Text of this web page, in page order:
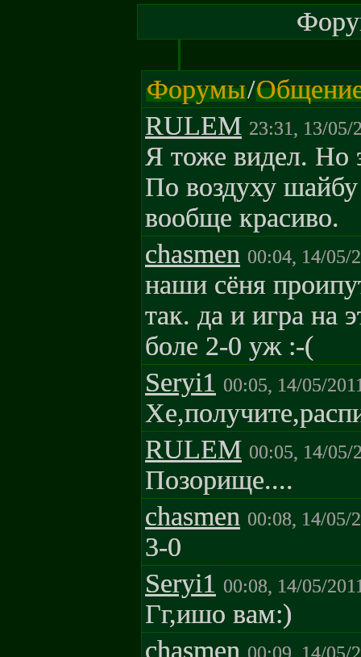
Форумы/
RULEM 23:31, 13/05/
Я тоже видел. Но
По воздуху
вообще красиво.
chasmen 00:04, 14/05/
наши сёня
так. да и игра на
боле 2-0 уж :-(
Seryi1 00:05, 14/05/
RULEM 00:05, 14/05/
Позорище....
chasmen 00:08, 14/05/
3-0
Seryi1 00:08, 14/05/
Гг,ишо вам:)
chasmen 00:09, 14/05/